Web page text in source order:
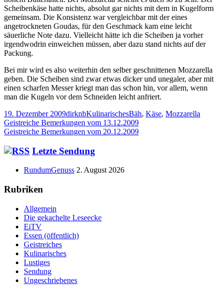
Scheibenkäse hatte nichts, absolut gar nichts mit dem in Kugelform
gemeinsam. Die Konsistenz war vergleichbar mit der eines
angetrockneten Goudas, für den Geschmack kam eine leicht
säuerliche Note dazu. Vielleicht hätte ich die Scheiben ja vorher
irgendwodrin einweichen müssen, aber dazu stand nichts auf der
Packung.
Bei mir wird es also weiterhin den selber geschnittenen Mozzarella
geben. Die Scheiben sind zwar etwas dicker und unegaler, aber mit
einen scharfen Messer kriegt man das schon hin, vor allem, wenn
man die Kugeln vor dem Schneiden leicht anfriert.
Veröffentlicht
am
19. Dezember 2009Autor
dirknbKategorien
KulinarischesSchlagwörter
Bäh, Käse, Mozzarella
Beitragsnavigation
Vorheriger
Beitrag:
Geistreiche Bemerkungen vom 13.12.2009
Nächster
Geistreiche Bemerkungen vom 20.12.2009
Haupt-
Seitenleiste
Letzte Sendung
RundumGenuss 2. August 2026
Rubriken
Allgemein
Die gekachelte Leseecke
EiTV
Essen (öffentlich)
Geistreiches
Kulinarisches
Lustiges
Sendung
Ungeschriebenes